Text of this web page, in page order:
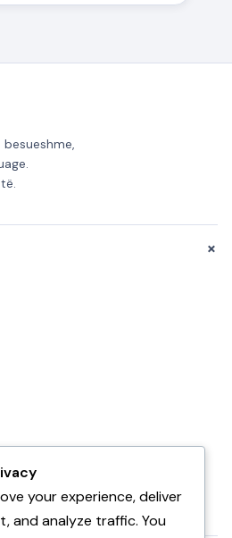
+
your experience, deliver
and analyze traffic. You